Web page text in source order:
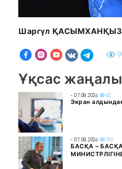
Шаргүл
Ұқсас
- 07.08.2026 82
Экран
- 07.08.2026 190
БАСҚА –